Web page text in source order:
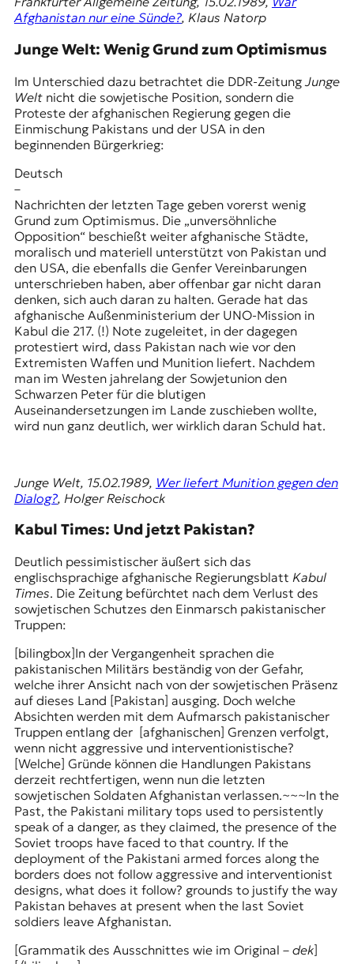
Afghanistan nur eine Sünde?, Klaus Natorp
Junge Welt: Wenig Grund zum Optimismus
Im Unterschied dazu betrachtet die DDR-Zeitung Junge
Weltnicht die sowjetische Position, sondern die
Proteste der afghanischen Regierung gegen die
Einmischung Pakistans und der USA in den
beginnenden Bürgerkrieg:
Deutsch
–
Nachrichten der letzten Tage geben vorerst wenig
Grund zum Optimismus. Die „unversöhnliche
Opposition“ beschießt weiter afghanische Städte,
moralisch und materiell unterstützt von Pakistan und
den USA, die ebenfalls die Genfer Vereinbarungen
unterschrieben haben, aber offenbar gar nicht daran
denken, sich auch daran zu halten. Gerade hat das
afghanische Außenministerium der UNO-Mission in
Kabul die 217. (!) Note zugeleitet, in der dagegen
protestiert wird, dass Pakistan nach wie vor den
Extremisten Waffen und Munition liefert. Nachdem
man im Westen jahrelang der Sowjetunion den
Schwarzen Peter für die blutigen
Auseinandersetzungen im Lande zuschieben wollte,
wird nun ganz deutlich, wer wirklich daran Schuld hat.
Junge Welt, 15.02.1989, Wer liefert Munition gegen den
Dialog?, Holger Reischock
Kabul Times: Und jetzt Pakistan?
Deutlich pessimistischer äußert sich das
englischsprachige afghanische Regierungsblatt Kabul
Times. Die Zeitung befürchtet nach dem Verlust des
sowjetischen Schutzes den Einmarsch pakistanischer
Truppen:
[bilingbox]In der Vergangenheit sprachen die
pakistanischen Militärs beständig von der Gefahr,
welche ihrer Ansicht nach von der sowjetischen Präsenz
auf dieses Land [Pakistan] ausging. Doch welche
Absichten werden mit dem Aufmarsch pakistanischer
Truppen entlang der [afghanischen] Grenzen verfolgt,
wenn nicht aggressive und interventionistische?
[Welche] Gründe können die Handlungen Pakistans
derzeit rechtfertigen, wenn nun die letzten
sowjetischen Soldaten Afghanistan verlassen.~~~In the
Past, the Pakistani military tops used to persistently
speak of a danger, as they claimed, the presence of the
Soviet troops have faced to that country. If the
deployment of the Pakistani armed forces along the
borders does not follow aggressive and interventionist
designs, what does it follow? grounds to justify the way
Pakistan behaves at present when the last Soviet
soldiers leave Afghanistan.
[Grammatik des Ausschnittes wie im Original – dek]